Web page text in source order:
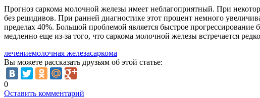
Прогноз саркома молочной железы имеет неблагоприятный. При
без рецидивов. При ранней диагностике этот процент немного
пределах 40%. Большой проблемой является быстрое
медленно еще из-за того, что саркома молочной железы встречается
лечениемолочная железасаркома
Вы можете рассказать друзьям об этой статье:
0
Оставить комментарий